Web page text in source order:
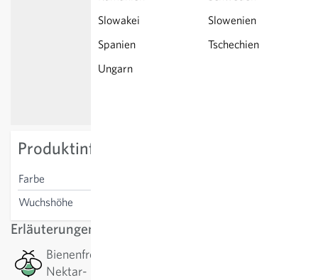
Slowakei
Slowenien
Spanien
Tschechien
Ungarn
Produktinformation
Farbe
Wuchshöhe
Erläuterungen
Bienenfreundlich: Diese Pflanze hat ein gutes
Nektar- bzw. Pollenangebot, welches besonders